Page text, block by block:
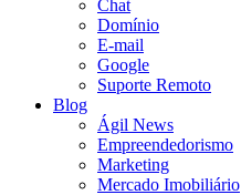
Chat
Domínio
E-mail
Google
Suporte Remoto
Blog
Ágil News
Empreendedorismo
Marketing
Mercado Imobiliário